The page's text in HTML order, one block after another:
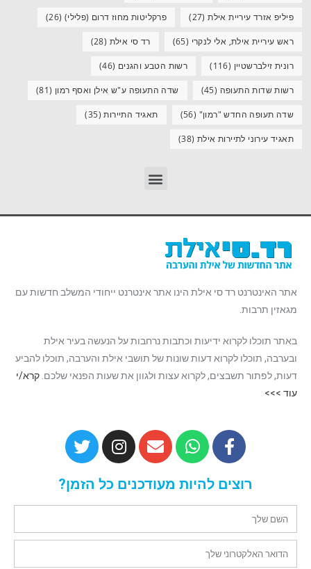
פיליפ אזרד עיריית אילת(27) פרקליטות מחוז דרום (פלילי) (26)
ראש עיריית אילת, אלי לנקרי (65) רד סי אילת (28)
רונית זילברשטיין (116) רשות הטבע והגנים (46)
רשות שדות התעופה (45) שדה התעופה ע"ש אילן ואסף רמון (81)
שדה תעופה החדש "רמון" (56) תאגיד התיירות(35)
תאגיד עירוני לתיירות אילת (38)
אתר האינטרנט רד סי אילת הינו אתר אינטרנט ייחודי המשלב חדשות עם
מגאזין תרבות.
באתר תוכלו לקרוא ידיעות וכתבות נרחבות על הנעשה בעיר אילת
ובערבה, תוכלו לקרוא דעות שונות של תושבי אילת והערבה, תוכלו להביע
דעות, לפתור תשבצים, לקרוא עצות ולגוון את שעות הפנאי שלכם. קרא/י
עוד >>>
רוצים להיות מעודכנים כל הזמן?